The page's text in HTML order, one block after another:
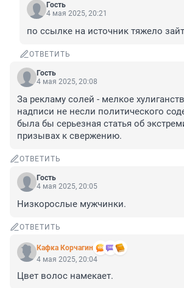
Гость
4 мая 2025, 20:21
по ссылке на источник тяжело
ОТВЕТИТЬ
Гость
4 мая 2025, 20:08
За рекламу солей - мелкое
надписи не несли политического
была бы серьезная статья об
призывах к свержению.
ОТВЕТИТЬ
Гость
4 мая 2025, 20:05
Низкорослые мужчинки.
ОТВЕТИТЬ
Кафка Корчагин
4 мая 2025, 20:04
Цвет волос намекает.